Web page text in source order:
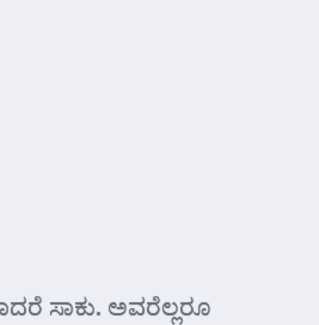
ಸಾಕು. ಅವರೆಲ್ಲರೂ